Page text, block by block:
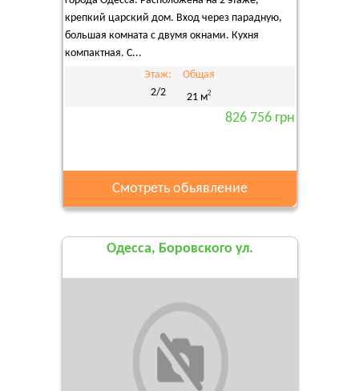
крепкий царский дом. Вход через парадную,
большая комната с двумя окнами. Кухня
компактная. С...
Этаж:
2/2
Общая
21 м2
826 756 грн
Смотреть обьявление
Одесса, Боровского ул.